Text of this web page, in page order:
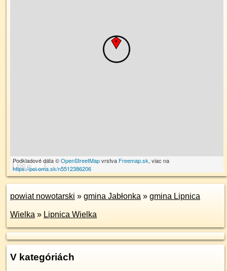
100 m
Podkladové dáta ©OpenStreetMapvrstva Freemap.sk, viac na
https://poi.oma.sk/n5512386206
powiat nowotarski » gmina Jabłonka » gmina Lipnica
Wielka » Lipnica Wielka
V kategóriách